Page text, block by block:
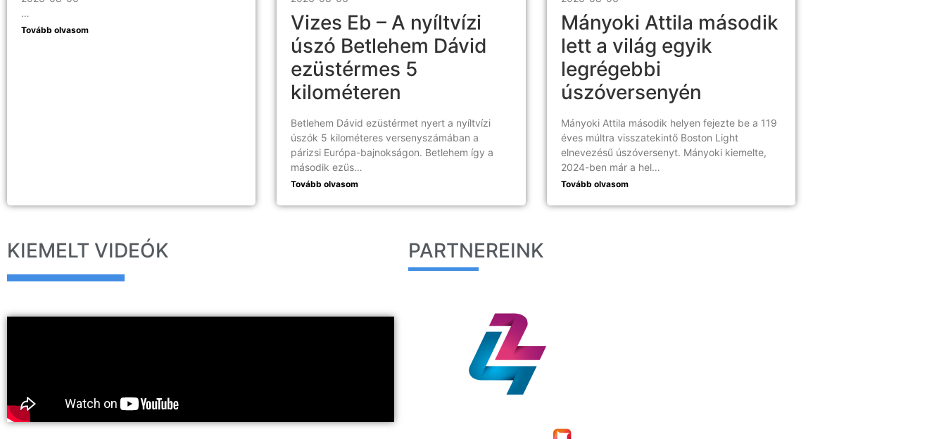
…
Tovább olvasom
Vizes Eb – A nyíltvízi
úszó Betlehem Dávid
ezüstérmes 5
kilométeren
Betlehem Dávid ezüstérmet nyert a nyíltvízi
úszók 5 kilométeres versenyszámában a
párizsi Európa-bajnokságon. Betlehem így a
második ezüs…
Tovább olvasom
Mányoki Attila második
lett a világ egyik
legrégebbi
úszóversenyén
Mányoki Attila második helyen fejezte be a 119
éves múltra visszatekintő Boston Light
elnevezésű úszóversenyt. Mányoki kiemelte,
2024-ben már a hel…
Tovább olvasom
KIEMELT VIDEÓK PARTNEREINK